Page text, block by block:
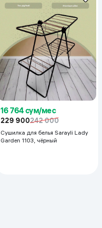
16 764 сум/мес
229 900242 000
Сушилка для белья Sarayli Lady
Garden 1103, чёрный